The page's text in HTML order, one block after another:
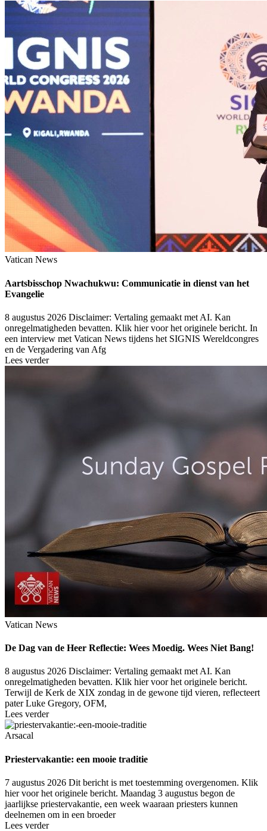
Vatican News
Aartsbisschop Nwachukwu: Communicatie in dienst van het
Evangelie
8 augustus 2026 Disclaimer: Vertaling gemaakt met AI. Kan
onregelmatigheden bevatten. Klik hier voor het originele bericht. In
een interview met Vatican News tijdens het SIGNIS Wereldcongres
en de Vergadering van Afg
Lees verder
Vatican News
De Dag van de Heer Reflectie: Wees Moedig. Wees Niet Bang!
8 augustus 2026 Disclaimer: Vertaling gemaakt met AI. Kan
onregelmatigheden bevatten. Klik hier voor het originele bericht.
Terwijl de Kerk de XIX zondag in de gewone tijd vieren, reflecteert
pater Luke Gregory, OFM,
Lees verder
Arsacal
Priestervakantie: een mooie traditie
7 augustus 2026 Dit bericht is met toestemming overgenomen. Klik
hier voor het originele bericht. Maandag 3 augustus begon de
jaarlijkse priestervakantie, een week waaraan priesters kunnen
deelnemen om in een broeder
Lees verder